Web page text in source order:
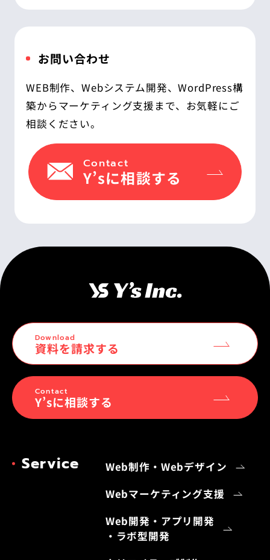
お問い合わせ
WEB制作、Webシステム開発、WordPress構
築からマーケティング支援まで、お気軽にご
相談ください。
Contact
Y’sに相談する
Download
資料を請求する
Contact
Y’sに相談する
Service
Web制作・Webデザイン
Webマーケティング支援
Web開発・アプリ開発
・ラボ型開発